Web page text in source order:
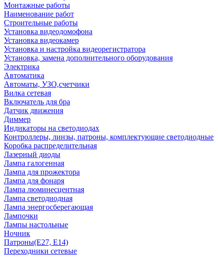
Монтажные работы
Наименование работ
Строительные работы
Установка видеодомофона
Установка видеокамер
Установка и настройка видеорегистратора
Установка, замена дополнительного оборудования
Электрика
Автоматика
Автоматы, УЗО,счетчики
Вилка сетевая
Включатель для бра
Датчик движения
Диммер
Индикаторы на светодиодах
Контроллеры, линзы, патроны, комплектующие светодиодные
Коробка распределительная
Лазерный диоды
Лампа галогенная
Лампа для прожектора
Лампа для фонаря
Лампа люминесцентная
Лампа светодиодная
Лампа энергосберегающая
Лампочки
Лампы настольные
Ночник
Патроны(Е27, Е14)
Переходники сетевые